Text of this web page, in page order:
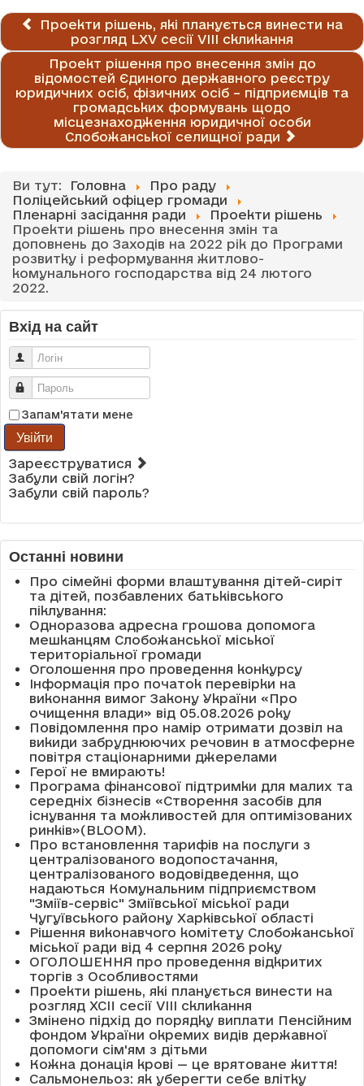
Проекти рішень, які планується винести на
розгляд LХV сесії VІІІ скликання
Проект рішення про внесення змін до
відомостей Єдиного державного реєстру
юридичних осіб, фізичних осіб – підприємців та
громадських формувань щодо
місцезнаходження юридичної особи
Слобожанської селищної ради
Ви тут: Головна
Про раду
Поліцейський офіцер громади
Пленарні засідання ради
Проекти рішень
Проекти рішень про внесення змін та
доповнень до Заходів на 2022 рік до Програми
розвитку і реформування житлово-
комунального господарства від 24 лютого
2022.
Вхід на сайт
Логін
Пароль
Запам'ятати мене
Увійти
Зареєструватися
Забули свій логін?
Забули свій пароль?
Останні новини
Про сімейні форми влаштування дітей-сиріт
та дітей, позбавлених батьківського
піклування:
Одноразова адресна грошова допомога
мешканцям Слобожанської міської
територіальної громади
Оголошення про проведення конкурсу
Інформація про початок перевірки на
виконання вимог Закону України «Про
очищення влади» від 05.08.2026 року
Повідомлення про намір отримати дозвіл на
викиди забруднюючих речовин в атмосферне
повітря стаціонарними джерелами
Герої не вмирають!
Програма фінансової підтримки для малих та
середніх бізнесів «Створення засобів для
існування та можливостей для оптимізованих
ринків»(BLOOM).
Про встановлення тарифів на послуги з
централізованого водопостачання,
централізованого водовідведення, що
надаються Комунальним підприємством
"Зміїв-сервіс" Зміївської міської ради
Чугуївського району Харківської області
Рішення виконавчого комітету Слобожанської
міської ради від 4 серпня 2026 року
ОГОЛОШЕННЯ про проведення відкритих
торгів з Особливостями
Проекти рішень, які планується винести на
розгляд XCII сесії VІІІ скликання
Змінено підхід до порядку виплати Пенсійним
фондом України окремих видів державної
допомоги сім'ям з дітьми
Кожна донація крові — це врятоване життя!
Сальмонельоз: як уберегти себе влітку